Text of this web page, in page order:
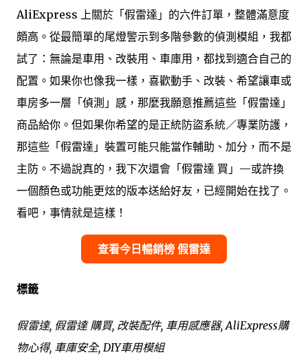
AliExpress 上關於「假雷達」的六件訂單，整體滿意度
頗高。從最簡單的尾燈警示到多階參數的偵測模組，我都
試了：無論是車用、改裝用、車庫用，都找到適合自己的
配置。如果你也像我一樣，喜歡動手、改裝、希望讓車或
車房多一層「偵測」感，那麼我願意推薦這些「假雷達」
商品給你。但如果你希望的是正統防盜系統／專業防護，
那這些「假雷達」裝置可能只能當作輔助、加分，而不是
主防。不過說真的，我下次還會「假雷達 買」—或許換
一個顏色或功能更炫的版本送給好友，已經開始在找了。
看吧，事情就是這樣！
查看今日暢銷榜 假雷達
標籤
假雷達, 假雷達 購買, 改裝配件, 車用感應器, AliExpress購
物心得, 車庫安全, DIY車用模組